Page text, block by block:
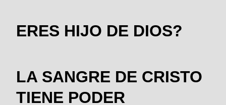
ERES HIJO DE DIOS?
LA SANGRE DE CRISTO
TIENE PODER